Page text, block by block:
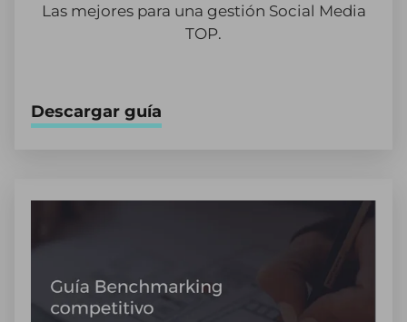
Las mejores para una gestión Social Media
TOP.
Descargar guía